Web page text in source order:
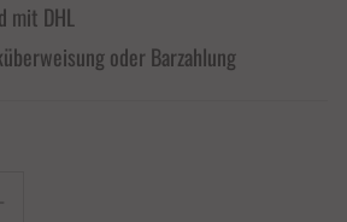
mit DHL
oder Barzahlung